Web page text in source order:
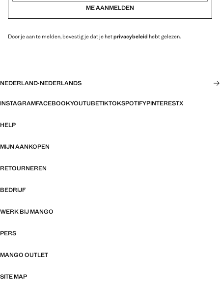
ME AANMELDEN
Door je aan te melden, bevestig je dat je hetprivacybeleid hebt gelezen.
NEDERLAND·NEDERLANDS
INSTAGRAMFACEBOOKYOUTUBETIKTOKSPOTIFYPINTERESTX
HELP
MIJN AANKOPEN
RETOURNEREN
BEDRIJF
WERK BIJ MANGO
PERS
MANGO OUTLET
SITE MAP